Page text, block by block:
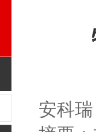
安科